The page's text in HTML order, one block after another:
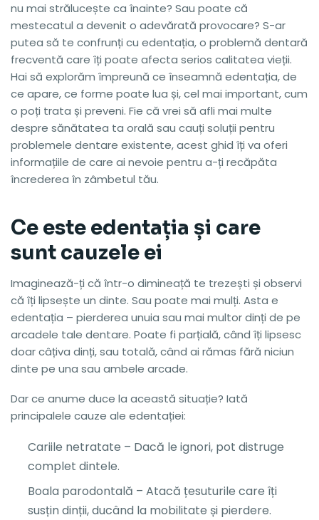
nu mai strălucește ca înainte? Sau poate că
mestecatul a devenit o adevărată provocare? S-ar
putea să te confrunți cu edentația, o problemă dentară
frecventă care îți poate afecta serios calitatea vieții.
Hai să explorăm împreună ce înseamnă edentația, de
ce apare, ce forme poate lua și, cel mai important, cum
o poți trata și preveni. Fie că vrei să afli mai multe
despre sănătatea ta orală sau cauți soluții pentru
problemele dentare existente, acest ghid îți va oferi
informațiile de care ai nevoie pentru a-ți recăpăta
încrederea în zâmbetul tău.
Ce este edentația și care
sunt cauzele ei
Imaginează-ți că într-o dimineață te trezești și observi
că îți lipsește un dinte. Sau poate mai mulți. Asta e
edentația – pierderea unuia sau mai multor dinți de pe
arcadele tale dentare. Poate fi parțială, când îți lipsesc
doar câțiva dinți, sau totală, când ai rămas fără niciun
dinte pe una sau ambele arcade.
Dar ce anume duce la această situație? Iată
principalele cauze ale edentației:
Cariile netratate – Dacă le ignori, pot distruge
complet dintele.
Boala parodontală – Atacă țesuturile care îți
susțin dinții, ducând la mobilitate și pierdere.